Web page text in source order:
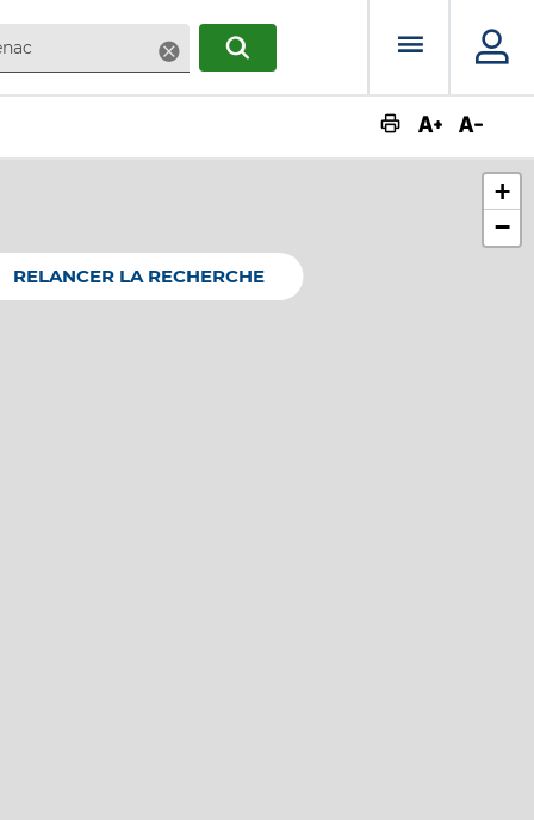
SupprimerRECHERCHERMenu
+
−
RELANCER LA RECHERCHE